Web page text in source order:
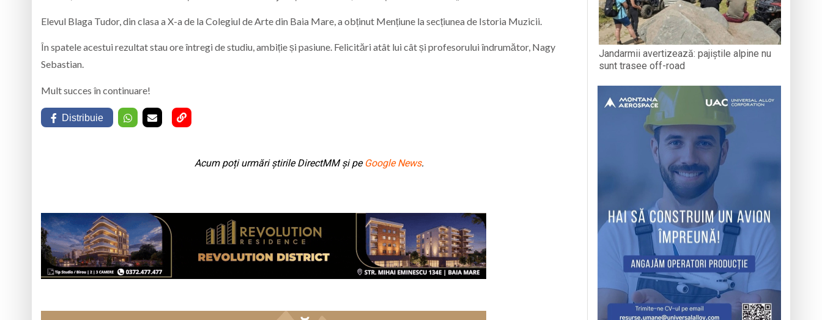
Elevul Blaga Tudor, din clasa a X-a de la Colegiul de Arte din Baia Mare, a obținut Mențiune la secțiunea de Istoria Muzicii.
În spatele acestui rezultat stau ore întregi de studiu, ambiție și pasiune. Felicitări atât lui cât și profesorului îndrumător, Nagy
Sebastian.
Mult succes în continuare!
Distribuie
Acum poți urmări știrile DirectMM și pe Google News.
Jandarmii avertizează: pajiștile alpine nu
sunt trasee off-road